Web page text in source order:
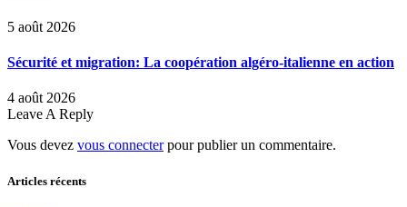
5 août 2026
Sécurité et migration: La coopération algéro-italienne en action
4 août 2026
Leave A Reply
Vous devez vous connecterpour publier un commentaire.
Articles récents